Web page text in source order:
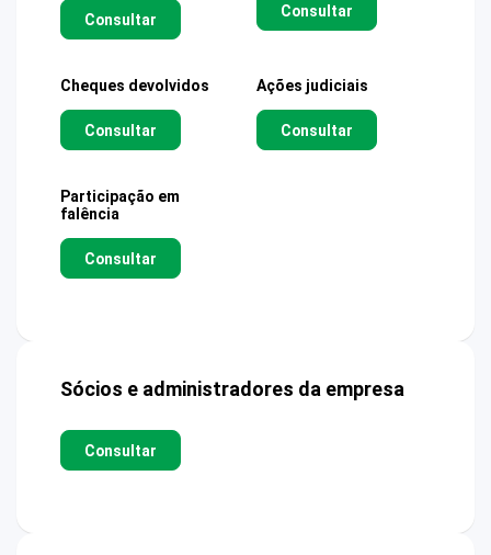
Consultar Consultar
Cheques devolvidos
Consultar
Ações judiciais
Consultar
Participação em
falência
Consultar
Sócios e administradores da empresa
Consultar